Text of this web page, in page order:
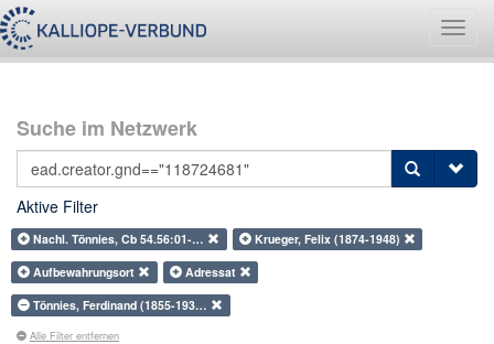
Suche im Netzwerk
Aktive Filter
Nachl. Tönnies, Cb 54.56:01-…
Krueger, Felix (1874-1948)
Aufbewahrungsort
Adressat
Tönnies, Ferdinand (1855-193…
Alle Filter entfernen